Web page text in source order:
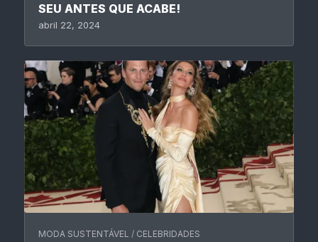
SEU ANTES QUE ACABE!
abril 22, 2024
MODA SUSTENTÁVEL / CELEBRIDADES